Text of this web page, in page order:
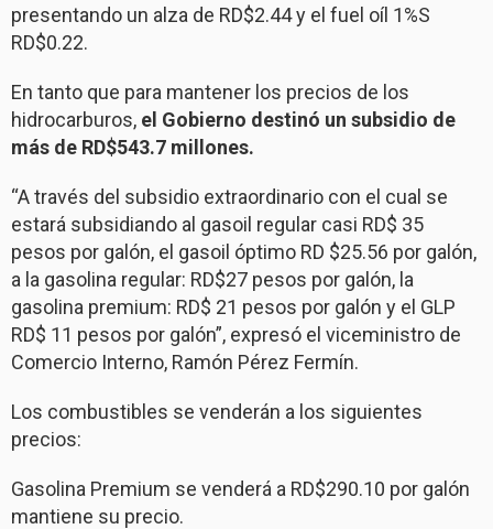
presentando un alza de RD$2.44 y el fuel oíl 1%S
RD$0.22.
En tanto que para mantener los precios de los
hidrocarburos, el Gobierno destinó un subsidio de
más de RD$543.7 millones.
“A través del subsidio extraordinario con el cual se
estará subsidiando al gasoil regular casi RD$ 35
pesos por galón, el gasoil óptimo RD $25.56 por galón,
a la gasolina regular: RD$27 pesos por galón, la
gasolina premium: RD$ 21 pesos por galón y el GLP
RD$ 11 pesos por galón”, expresó el viceministro de
Comercio Interno, Ramón Pérez Fermín.
Los combustibles se venderán a los siguientes
precios:
Gasolina Premium se venderá a RD$290.10 por galón
mantiene su precio.